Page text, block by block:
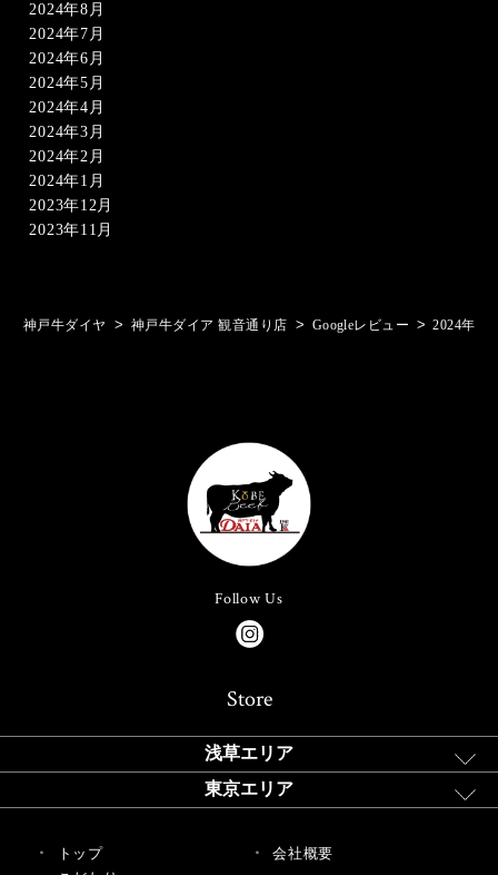
2024年8月
2024年7月
2024年6月
2024年5月
2024年4月
2024年3月
2024年2月
2024年1月
2023年12月
2023年11月
神戸牛ダイヤ > 神戸牛ダイア 観音通り店 > Googleレビュー > 2024年
Follow Us
Store
浅草エリア
東京エリア
トップ
会社概要